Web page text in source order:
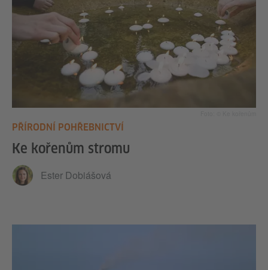
PŘÍRODNÍ POHŘEBNICTVÍ
Ke kořenům stromu
Ester Dobiášová